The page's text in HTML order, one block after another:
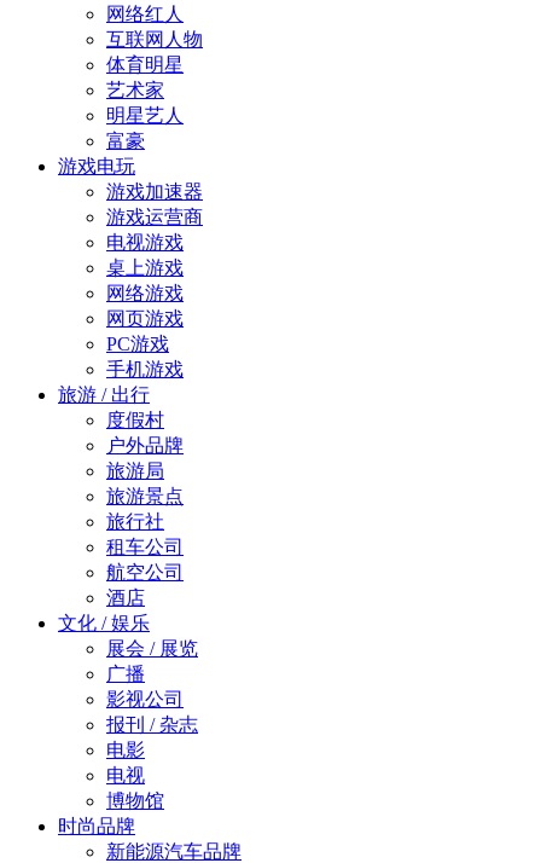
网络红人
互联网人物
体育明星
艺术家
明星艺人
富豪
游戏电玩
游戏加速器
游戏运营商
电视游戏
桌上游戏
网络游戏
网页游戏
PC游戏
手机游戏
旅游 / 出行
度假村
户外品牌
旅游局
旅游景点
旅行社
租车公司
航空公司
酒店
文化 / 娱乐
展会 / 展览
广播
影视公司
报刊 / 杂志
电影
电视
博物馆
时尚品牌
新能源汽车品牌